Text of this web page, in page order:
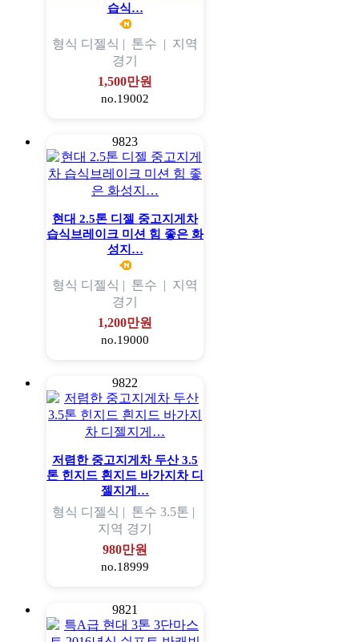
습식…
형식 디젤식 | 톤수 | 지역
경기
1,500만원
no.19002
9823
현대 2.5톤 디젤 중고지게차
습식브레이크 미션 힘 좋은 화
성지…
형식 디젤식 | 톤수 | 지역
경기
1,200만원
no.19000
9822
저렴한 중고지게차 두산 3.5
톤 힌지드 흰지드 바가지차 디
젤지게…
형식 디젤식 | 톤수 3.5톤 |
지역 경기
980만원
no.18999
9821